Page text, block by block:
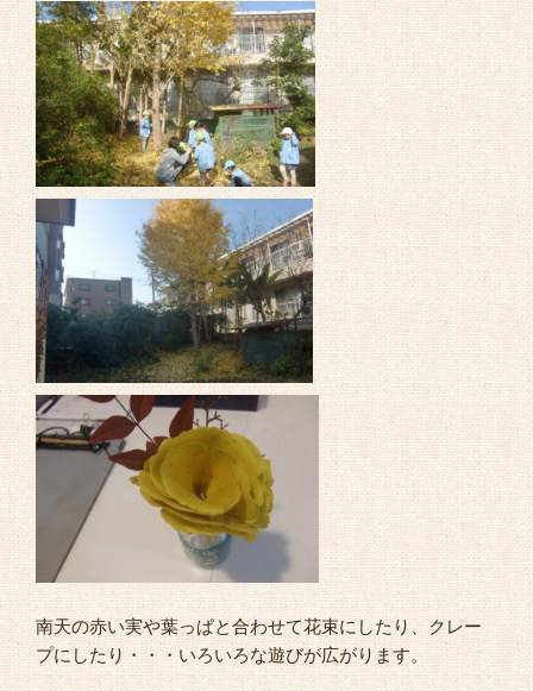
南天の赤い実や葉っぱと合わせて花束にしたり、クレー
プにしたり・・・いろいろな遊びが広がります。